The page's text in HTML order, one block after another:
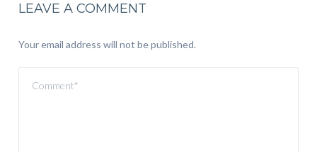
LEAVE A COMMENT
Your email address will not be published.